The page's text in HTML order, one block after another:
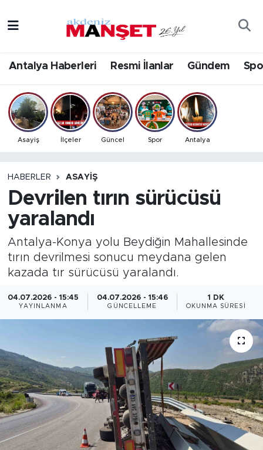
Antalya Haberleri Resmi İlanlar Gündem
Asayiş İlçeler Güncel Spor Antalya
HABERLER ASAYIŞ
Devrilen tırın sürücüsü
yaralandı
Antalya-Konya yolu Beydiğin Mahallesinde
tırın devrilmesi sonucu meydana gelen
kazada tır sürücüsü yaralandı.
04.07.2026 - 15:45
YAYINLANMA
04.07.2026 - 15:46
GÜNCELLEME
1 DK
OKUNMA SÜRESI
Bilim & Teknoloji
Eğitim
Ekonomi
Gündem
İlçeler
Kültür- Sanat
Özel Haber
Resmi İlanlar
Sağlık
Spor
Antalya Hava Durumu
Antalya Namaz Vakitleri
Antalya Trafik Yoğunluk Haritası
Tüm Manşetler
Son Dakika Haberleri
Haber Arşivi